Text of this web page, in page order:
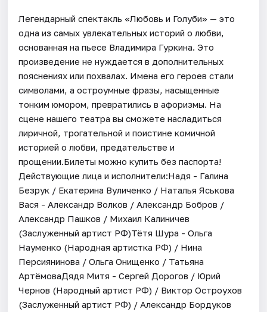
Легендарный спектакль «Любовь и Голуби» — это
одна из самых увлекательных историй о любви,
основанная на пьесе Владимира Гуркина. Это
произведение не нуждается в дополнительных
пояснениях или похвалах. Имена его героев стали
символами, а остроумные фразы, насыщенные
тонким юмором, превратились в афоризмы. На
сцене нашего театра вы сможете насладиться
лиричной, трогательной и поистине комичной
историей о любви, предательстве и
прощении.Билеты можно купить без паспорта!
Действующие лица и исполнители:Надя - Галина
Безрук / Екатерина Вуличенко / Наталья Яськова
Вася - Александр Волков / Александр Бобров /
Александр Пашков / Михаил Калиничев
(Заслуженный артист РФ)Тётя Шура - Ольга
Науменко (Народная артистка РФ) / Нина
Персиянинова / Ольга Онищенко / Татьяна
АртёмоваДядя Митя - Сергей Дорогов / Юрий
Чернов (Народный артист РФ) / Виктор Остроухов
(Заслуженный артист РФ) / Александр Бордуков